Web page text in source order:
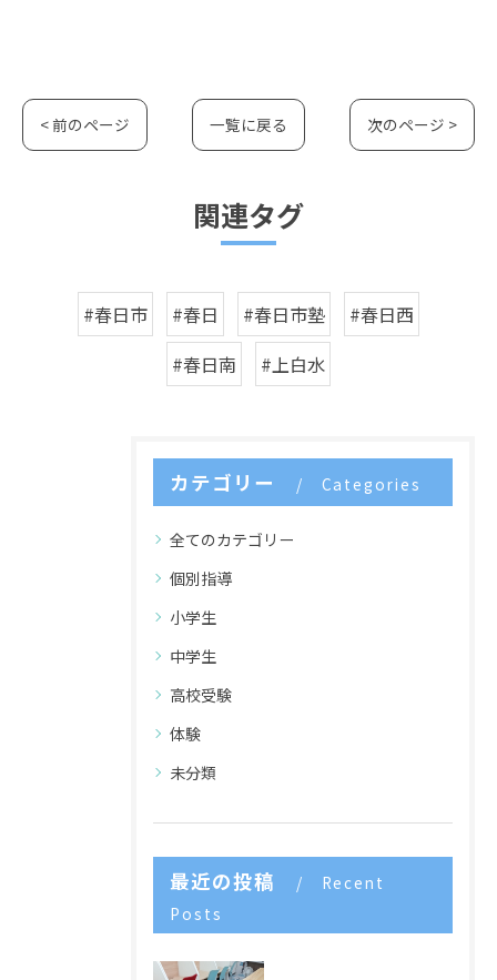
< 前のページ 一覧に戻る 次のページ >
関連タグ
#春日市 #春日 #春日市塾
#春日西
#春日南
#上白水
カテゴリー Categories
全てのカテゴリー
個別指導
小学生
中学生
高校受験
体験
未分類
最近の投稿
Recent
Posts